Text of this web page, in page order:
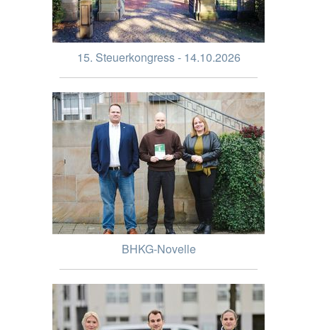
15. Steuerkongress - 14.10.2026
BHKG-Novelle